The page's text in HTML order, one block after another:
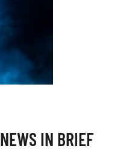
NEWS IN BRIEF